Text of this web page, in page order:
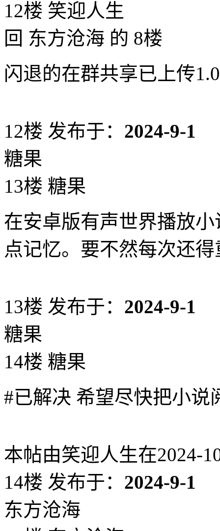
12楼 笑迎人生
回 东方沧海 的 8楼
闪退的在群共享已上传
12楼 发布于： 2024-9-1
糖果
13楼 糖果
在安卓版有声世界播放
点记忆。要不然每次还
13楼 发布于： 2024-9-1
糖果
14楼 糖果
#已解决 希望尽快把小说
本帖由笑迎人生在2024-
14楼 发布于： 2024-9-1
东方沧海